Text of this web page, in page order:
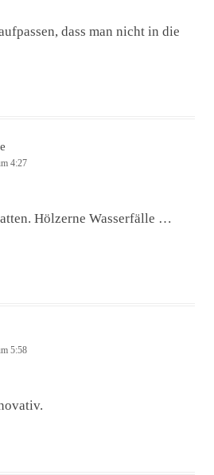
dass man nicht in die
4:27
Hölzerne Wasserfälle …
5:58